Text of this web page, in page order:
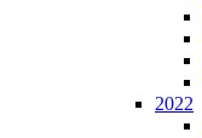
2022